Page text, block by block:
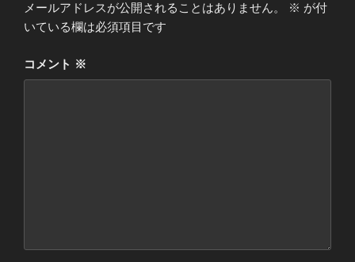
メールアドレスが公開されることはありません。 ※ が付
いている欄は必須項目です
コメント ※